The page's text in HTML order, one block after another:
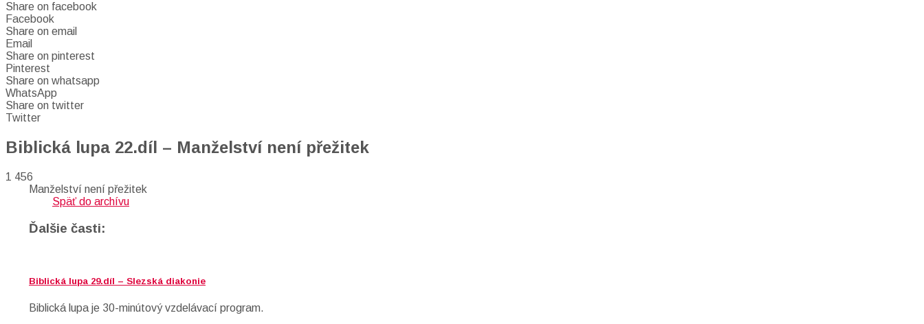
Share on facebook
Facebook
Share on email
Email
Share on pinterest
Pinterest
Share on whatsapp
WhatsApp
Share on twitter
Twitter
Biblická lupa 22.díl – Manželství není přežitek
1 456
Manželství není přežitek
Späť do archívu
Ďalšie časti:
Biblická lupa 29.díl – Slezská diakonie
Biblická lupa je 30-minútový vzdelávací program.